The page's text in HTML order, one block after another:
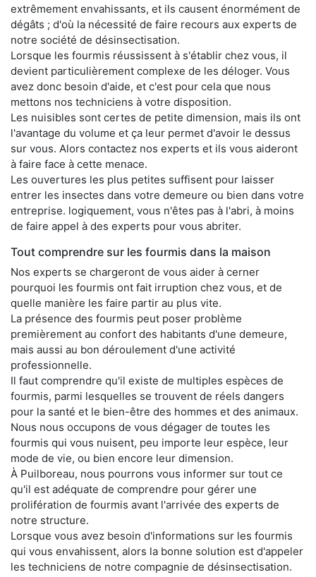
extrêmement envahissants, et ils causent énormément de
dégâts ; d'où la nécessité de faire recours aux experts de
notre société de désinsectisation.
Lorsque les fourmis réussissent à s'établir chez vous, il
devient particulièrement complexe de les déloger. Vous
avez donc besoin d'aide, et c'est pour cela que nous
mettons nos techniciens à votre disposition.
Les nuisibles sont certes de petite dimension, mais ils ont
l'avantage du volume et ça leur permet d'avoir le dessus
sur vous. Alors contactez nos experts et ils vous aideront
à faire face à cette menace.
Les ouvertures les plus petites suffisent pour laisser
entrer les insectes dans votre demeure ou bien dans votre
entreprise. logiquement, vous n'êtes pas à l'abri, à moins
de faire appel à des experts pour vous abriter.
Tout comprendre sur les fourmis dans la maison
Nos experts se chargeront de vous aider à cerner
pourquoi les fourmis ont fait irruption chez vous, et de
quelle manière les faire partir au plus vite.
La présence des fourmis peut poser problème
premièrement au confort des habitants d'une demeure,
mais aussi au bon déroulement d'une activité
professionnelle.
Il faut comprendre qu'il existe de multiples espèces de
fourmis, parmi lesquelles se trouvent de réels dangers
pour la santé et le bien-être des hommes et des animaux.
Nous nous occupons de vous dégager de toutes les
fourmis qui vous nuisent, peu importe leur espèce, leur
mode de vie, ou bien encore leur dimension.
À Puilboreau, nous pourrons vous informer sur tout ce
qu'il est adéquate de comprendre pour gérer une
prolifération de fourmis avant l'arrivée des experts de
notre structure.
Lorsque vous avez besoin d'informations sur les fourmis
qui vous envahissent, alors la bonne solution est d'appeler
les techniciens de notre compagnie de désinsectisation.